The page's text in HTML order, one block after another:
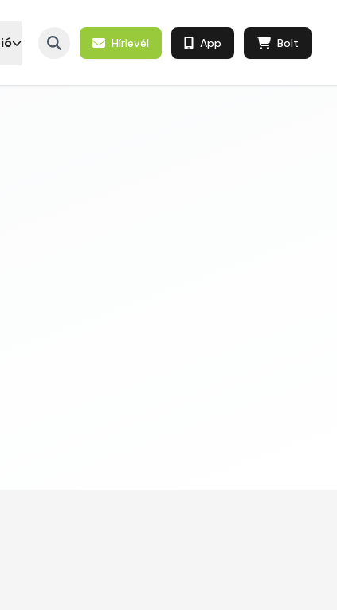
Hírlevél App Bolt